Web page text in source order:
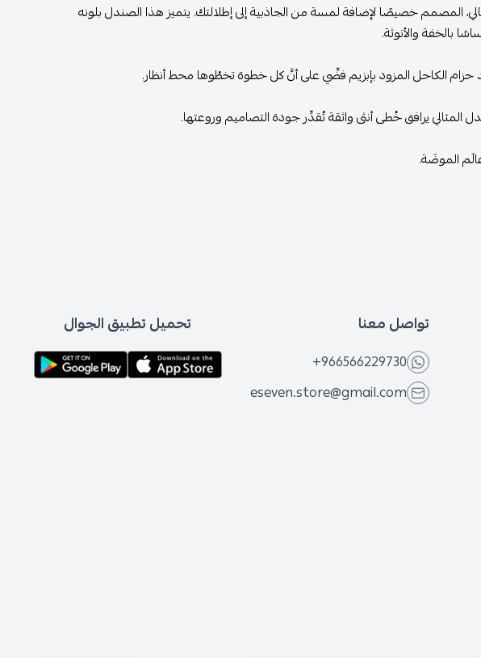
المصمم خصيصًا لإضافة لمسة من الجاذبية إلى إطلالتك. يتميز هذا الصندل بلونه
بالخفة والأنوثة.
حزام الكاحل المزود بإبزيم فضِّي على أنَّ كل خطوة تخطُوها محط أنظار.
يرافق خُطى أنثى واثقة تُقدِّر جودة التصاميم وروعتها.
تواصل معنا
+966566229730
eseven.store@gmail.com
تحميل تطبيق الجوال